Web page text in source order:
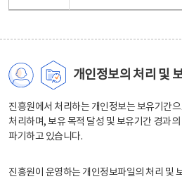
개인정보의 처리 및
진흥원에서 처리하는 개인정보는 보유기간
처리하며, 보유 목적 달성 및 보유기간 경과
파기하고 있습니다.
진흥원이 운영하는 개인정보파일의 처리 및